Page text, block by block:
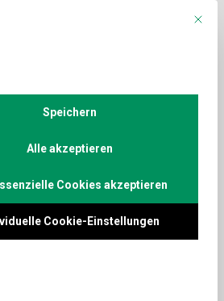
Mit
werden.
Speichern
Alle akzeptieren
Cookies akzeptieren
Cookie-Einstellungen